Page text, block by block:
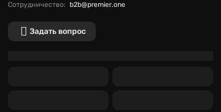
Сотрудничество: b2b@premier.one
Задать вопрос